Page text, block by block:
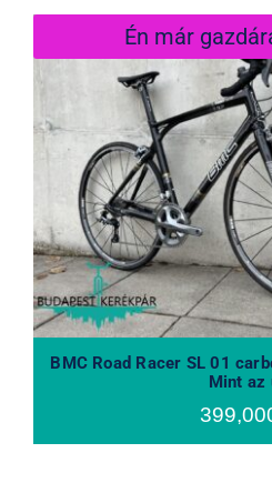
Én már
BMC Road Racer
Performance
BMC Road Racer SL 01
Mint az